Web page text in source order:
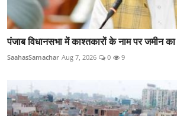
पंजाब विधानसभा में काश्तकारों के नाम पर जमीन का
SaahasSamachar Aug 7, 2026 0 9